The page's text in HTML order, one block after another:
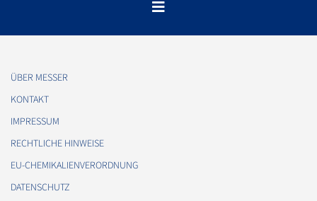
ÜBER MESSER
KONTAKT
IMPRESSUM
RECHTLICHE HINWEISE
EU-CHEMIKALIENVERORDNUNG
DATENSCHUTZ